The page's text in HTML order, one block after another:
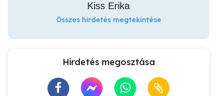
Kiss Erika
Összes hirdetés megtekintése
Hirdetés megosztása